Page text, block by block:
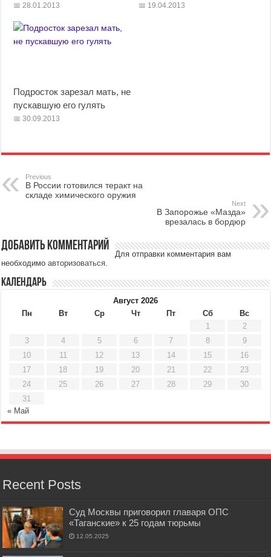
28.01.2013 19.04.2013
Подросток зарезал мать, не
пускавшую его гулять
30.09.2013
Previous
В России готовился теракт на
складе химического оружия
Next
В Запорожье «Мазда»
врезалась в бордюр
Добавить комментарий
Для отправки комментария вам
необходимоавторизоваться
Календарь
Август 2026
Пн
Вт Ср Чт Пт Сб
Вс
1
2
3
4 5 6 7 8
9
10
11 12 13 14 15
16
17
18 19 20 21 22
23
24
25 26 27 28 29
30
31
« Май
Recent Posts
Суд Москвы приговорил главаря ОПС
«Таганские» к 25 годам тюрьмы
12.05.2025